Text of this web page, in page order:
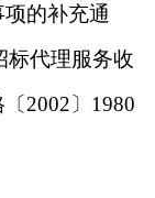
的补充通
标代理服务收
2002〕1980